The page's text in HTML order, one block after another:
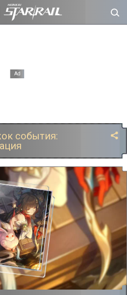
события: